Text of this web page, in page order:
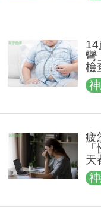
14
彎
檢
疲
天